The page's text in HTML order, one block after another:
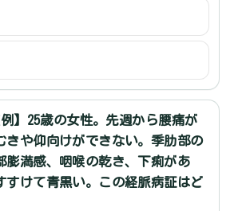
】25歳の女性。先週から腰痛が
きや仰向けができない。季肋部の
膨満感、咽喉の乾き、下痢があ
すけて青黒い。この経脈病証はど